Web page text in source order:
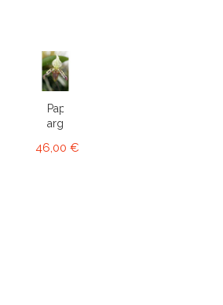
Paphiopedilum
argus
46,00 €